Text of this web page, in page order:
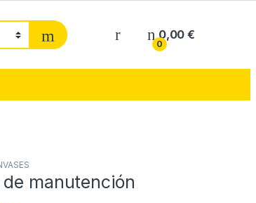
0
0,00€
manutención